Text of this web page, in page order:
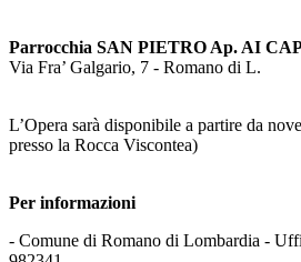
Parrocchia SAN PIETRO Ap. AI
Via Fra’ Galgario, 7 - Romano di L.
L’Opera sarà disponibile a partire da
presso la Rocca Viscontea)
Per informazioni
- Comune di Romano di Lombardia -